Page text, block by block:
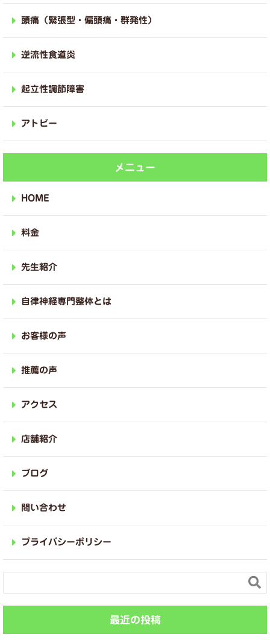
頭痛（緊張型・偏頭痛・群発性）
逆流性食道炎
起立性調節障害
アトピー
メニュー
HOME
料金
先生紹介
自律神経専門整体とは
お客様の声
推薦の声
アクセス
店舗紹介
ブログ
問い合わせ
プライバシーポリシー

最近の投稿